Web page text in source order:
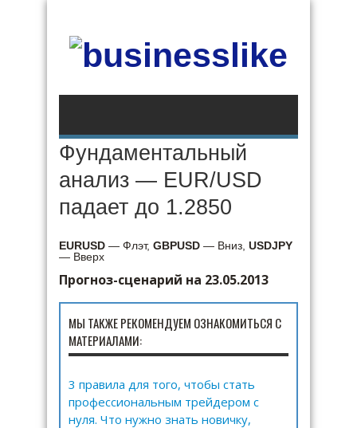
Фундаментальный
анализ — EUR/USD
падает до 1.2850
EURUSD — Флэт, GBPUSD — Вниз, USDJPY
— Вверх
Прогноз-сценарий на 23.05.2013
МЫ ТАКЖЕ РЕКОМЕНДУЕМ ОЗНАКОМИТЬСЯ С
МАТЕРИАЛАМИ:
3 правила для того, чтобы стать
профессиональным трейдером с
нуля. Что нужно знать новичку,